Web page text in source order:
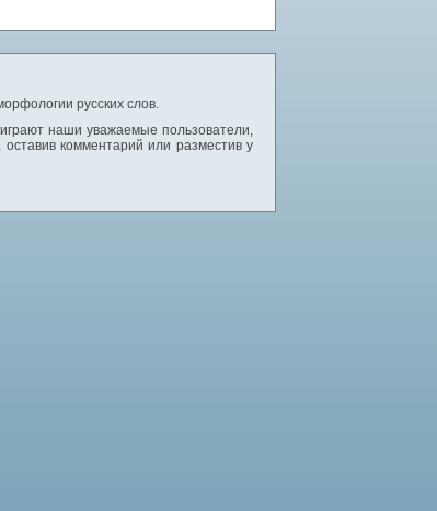
русских слов.
наши уважаемые пользователи,
комментарий или разместив у